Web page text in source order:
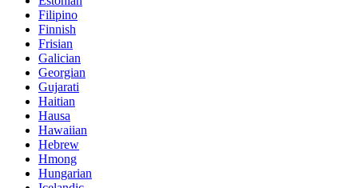
Filipino
Finnish
Frisian
Galician
Georgian
Gujarati
Haitian
Hausa
Hawaiian
Hebrew
Hmong
Hungarian